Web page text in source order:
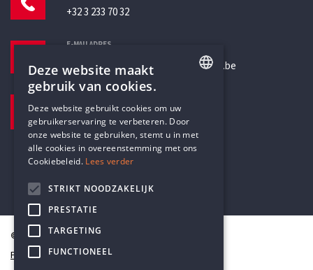
+32 3 233 70 32
E-MAILADRES
secretariaat@humanistischverbond.be
Pottenbrug 4
Antwerpen, 2000
© Humanistisch Verbond 2026
Privacy
DUTCH
Deze website maakt
gebruik van cookies.
Deze website gebruikt cookies om uw
gebruikerservaring te verbeteren. Door
onze website te gebruiken, stemt u in met
alle cookies in overeenstemming met ons
Cookiebeleid. Lees verder
STRIKT NOODZAKELIJK
PRESTATIE
TARGETING
FUNCTIONEEL